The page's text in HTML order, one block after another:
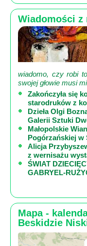
Wiadomości z
wiadomo, czy robi
swojej głowie musi
Zakończyła się
starodruków z
Dzieła Olgi
Galerii Sztuki
Małopolskie
Pogórzańskiej w
Alicja
z wernisażu
ŚWIAT
GABRYEL-
Mapa -
Beskidzie